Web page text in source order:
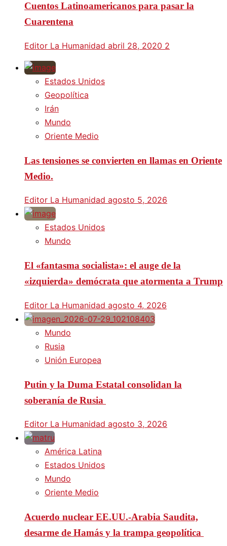
Cuentos Latinoamericanos para pasar la
Cuarentena
Editor La Humanidad abril 28, 2020 2
Estados Unidos
Geopolítica
Irán
Mundo
Oriente Medio
Las tensiones se convierten en llamas en Oriente
Medio.
Editor La Humanidad agosto 5, 2026
Estados Unidos
Mundo
El «fantasma socialista»: el auge de la
«izquierda» demócrata que atormenta a Trump
Editor La Humanidad agosto 4, 2026
Mundo
Rusia
Unión Europea
Putin y la Duma Estatal consolidan la
soberanía de Rusia
Editor La Humanidad agosto 3, 2026
América Latina
Estados Unidos
Mundo
Oriente Medio
Acuerdo nuclear EE.UU.-Arabia Saudita,
desarme de Hamás y la trampa geopolítica